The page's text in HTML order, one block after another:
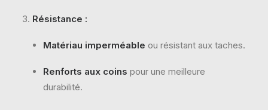
Résistance :
Matériau imperméable ou résistant aux taches.
Renforts aux coins pour une meilleure
durabilité.